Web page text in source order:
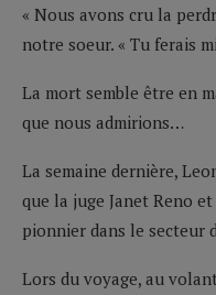
« Nous avons cru la
notre soeur. « Tu ferais
La mort semble être en
que nous admirions…
La semaine dernière,
que la juge Janet Reno
pionnier dans le secteur
Lors du voyage, au